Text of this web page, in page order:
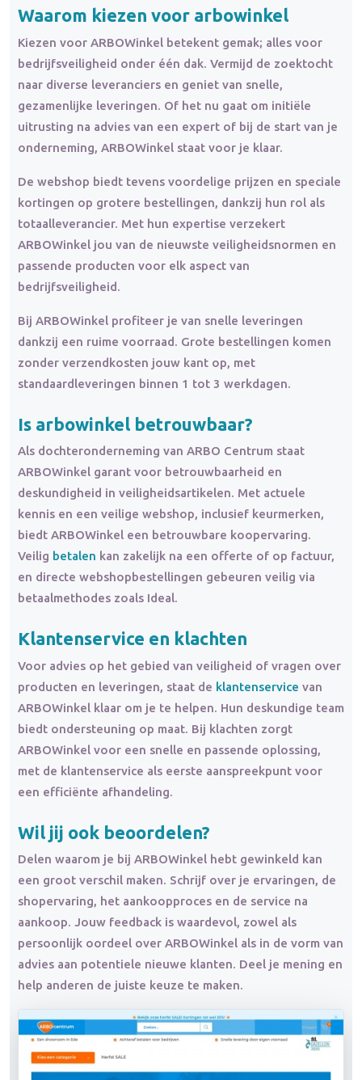
Waarom kiezen voor arbowinkel
Kiezen voor ARBOWinkel betekent gemak; alles voor
bedrijfsveiligheid onder één dak. Vermijd de zoektocht
naar diverse leveranciers en geniet van snelle,
gezamenlijke leveringen. Of het nu gaat om initiële
uitrusting na advies van een expert of bij de start van je
onderneming, ARBOWinkel staat voor je klaar.
De webshop biedt tevens voordelige prijzen en speciale
kortingen op grotere bestellingen, dankzij hun rol als
totaalleverancier. Met hun expertise verzekert
ARBOWinkel jou van de nieuwste veiligheidsnormen en
passende producten voor elk aspect van
bedrijfsveiligheid.
Bij ARBOWinkel profiteer je van snelle leveringen
dankzij een ruime voorraad. Grote bestellingen komen
zonder verzendkosten jouw kant op, met
standaardleveringen binnen 1 tot 3 werkdagen.
Is arbowinkel betrouwbaar?
Als dochteronderneming van ARBO Centrum staat
ARBOWinkel garant voor betrouwbaarheid en
deskundigheid in veiligheidsartikelen. Met actuele
kennis en een veilige webshop, inclusief keurmerken,
biedt ARBOWinkel een betrouwbare koopervaring.
Veilig betalen kan zakelijk na een offerte of op factuur,
en directe webshopbestellingen gebeuren veilig via
betaalmethodes zoals Ideal.
Klantenservice en klachten
Voor advies op het gebied van veiligheid of vragen over
producten en leveringen, staat de klantenservice van
ARBOWinkel klaar om je te helpen. Hun deskundige team
biedt ondersteuning op maat. Bij klachten zorgt
ARBOWinkel voor een snelle en passende oplossing,
met de klantenservice als eerste aanspreekpunt voor
een efficiënte afhandeling.
Wil jij ook beoordelen?
Delen waarom je bij ARBOWinkel hebt gewinkeld kan
een groot verschil maken. Schrijf over je ervaringen, de
shopervaring, het aankoopproces en de service na
aankoop. Jouw feedback is waardevol, zowel als
persoonlijk oordeel over ARBOWinkel als in de vorm van
advies aan potentiele nieuwe klanten. Deel je mening en
help anderen de juiste keuze te maken.